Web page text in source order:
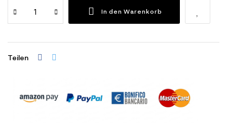
In den Warenkorb
Teilen